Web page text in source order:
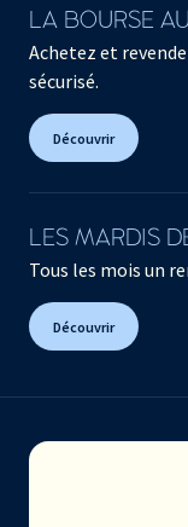
LA BOURSE
Achetez et
sécurisé.
Découvrir
LES MARDIS
Tous les mois un
Découvrir